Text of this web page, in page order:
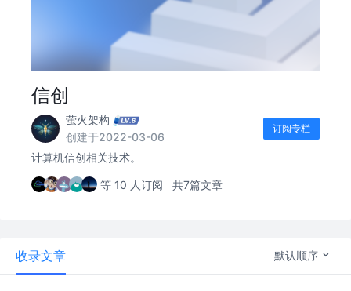
信创
萤火架构
创建于2022-03-06
订阅专栏
计算机信创相关技术。
等 10 人订阅 共7篇文章
收录文章 默认顺序